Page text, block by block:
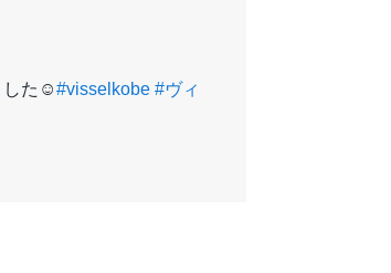
した☺#visselkobe #ヴィ